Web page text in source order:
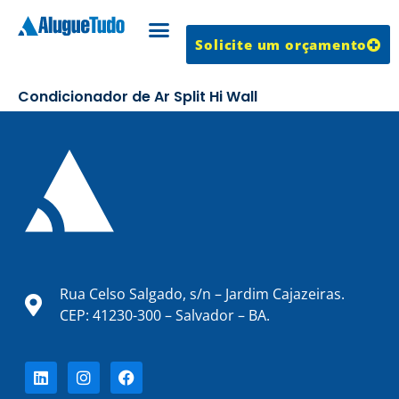
Solicite um orçamento
Condicionador de Ar Split Hi Wall
Rua Celso Salgado, s/n – Jardim Cajazeiras.
CEP: 41230-300 – Salvador – BA.